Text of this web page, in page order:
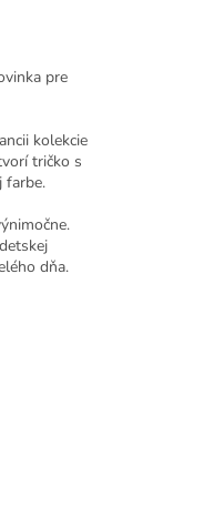
pre
kolekcie
tričko s
farbe.
dňa.